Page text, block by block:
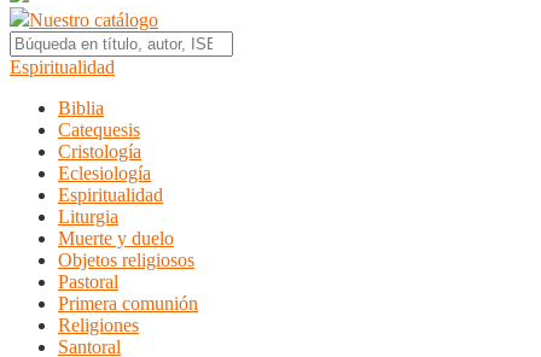
Nuestro catálogo
Espiritualidad
Biblia
Catequesis
Cristología
Eclesiología
Espiritualidad
Liturgia
Muerte y duelo
Objetos religiosos
Pastoral
Primera comunión
Religiones
Santoral